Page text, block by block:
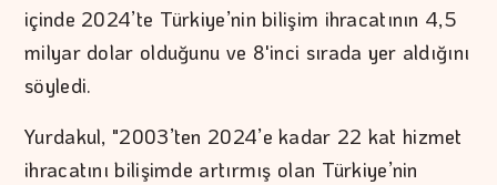
içinde 2024’te Türkiye’nin bilişim ihracatının 4,5
milyar dolar olduğunu ve 8'inci sırada yer aldığını
söyledi.
Yurdakul, "2003’ten 2024’e kadar 22 kat hizmet
ihracatını bilişimde artırmış olan Türkiye’nin